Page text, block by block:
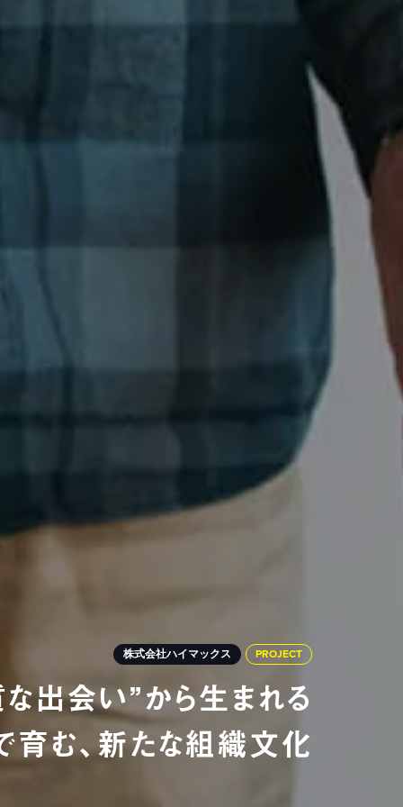
株式会社ハイマックス PROJECT
出会い”から生まれる
む、新たな組織文化